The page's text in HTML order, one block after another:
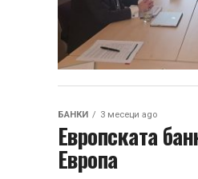
БАНКИ 3 месеци ago
Европската
Европа